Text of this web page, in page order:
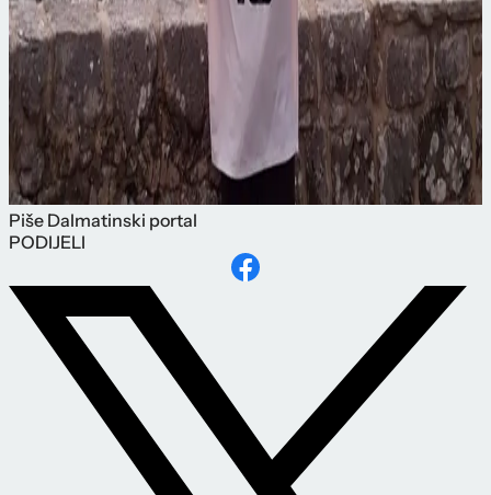
Piše Dalmatinski portal
PODIJELI